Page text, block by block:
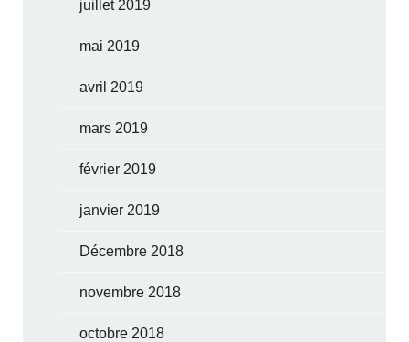
juillet 2019
mai 2019
avril 2019
mars 2019
février 2019
janvier 2019
Décembre 2018
novembre 2018
octobre 2018